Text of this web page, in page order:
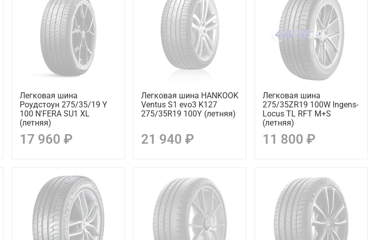
Легковая шина
Роудстоун 275/35/19 Y
100 N'FERA SU1 XL
(летняя)
17 960 ₽
Легковая шина HANKOOK
Ventus S1 evo3 K127
275/35R19 100Y (летняя)
21 940 ₽
Легковая шина
275/35ZR19 100W Ingens-
Locus TL RFT M+S
(летняя)
11 800 ₽